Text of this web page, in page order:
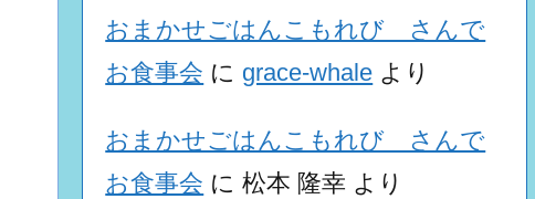
おまかせごはんこもれび さんで
お食事会 に grace-whale より
おまかせごはんこもれび さんで
お食事会 に松本 隆幸 より